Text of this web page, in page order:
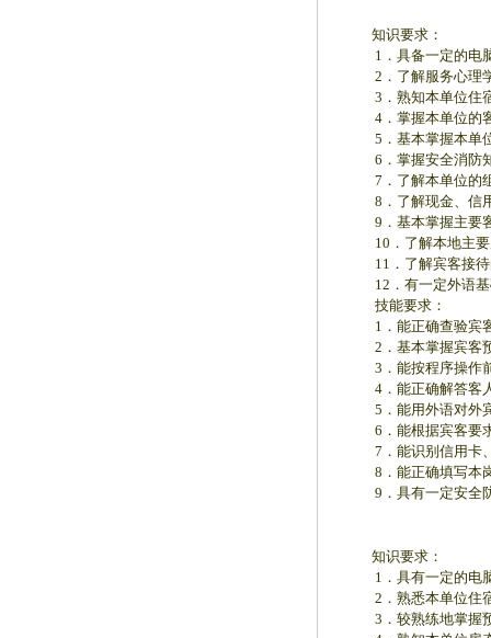
知识要求：
1．具备一定的电
2．了解服务心理学
3．熟知本单位住宿
4．掌握本单位的客
5．基本掌握本单位
6．掌握安全消防知
7．了解本单位的组
8．了解现金、信用
9．基本掌握主要
10．了解本地主要
11．了解宾客接待
12．有一定外语基
技能要求：
1．能正确查验宾
2．基本掌握宾客预
3．能按程序操作前
4．能正确解答客
5．能用外语对外宾
6．能根据宾客要求
7．能识别信用卡、
8．能正确填写本
9．具有一定安全
知识要求：
1．具有一定的电
2．熟悉本单位住宿
3．较熟练地掌握预